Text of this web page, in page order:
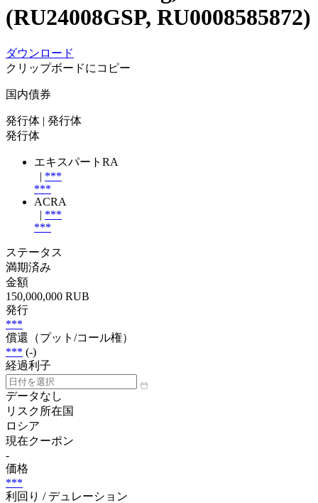
(RU24008GSP, RU0008585872)
ダウンロード
クリップボードにコピー
国内債券
発行体 | 発行体
発行体
エキスパートRA
| ***
***
ACRA
| ***
***
ステータス
満期済み
金額
150,000,000 RUB
発行
***
償還（プット/コール権）
*** (-)
経過利子
データなし
リスク所在国
ロシア
現在クーポン
-
価格
***
利回り / デュレーション